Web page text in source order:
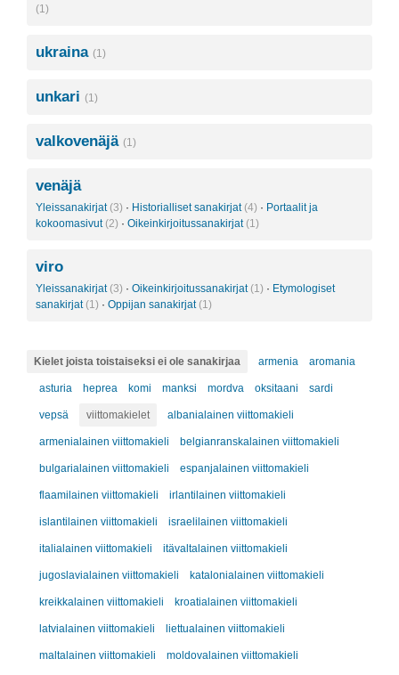
(1)
ukraina (1)
unkari (1)
valkovenäjä (1)
venäjä
Yleissanakirjat (3) · Historialliset sanakirjat (4) · Portaalit ja
kokoomasivut (2) · Oikeinkirjoitussanakirjat (1)
viro
Yleissanakirjat (3) · Oikeinkirjoitussanakirjat (1) · Etymologiset
sanakirjat (1) · Oppijan sanakirjat (1)
Kielet joista toistaiseksi ei ole sanakirjaa armenia aromania
asturia heprea komi manksi mordva oksitaani sardi
vepsä viittomakielet albanialainen viittomakieli
armenialainen viittomakieli belgianranskalainen viittomakieli
bulgarialainen viittomakieli espanjalainen viittomakieli
flaamilainen viittomakieli irlantilainen viittomakieli
islantilainen viittomakieli israelilainen viittomakieli
italialainen viittomakieli itävaltalainen viittomakieli
jugoslavialainen viittomakieli katalonialainen viittomakieli
kreikkalainen viittomakieli kroatialainen viittomakieli
latvialainen viittomakieli liettualainen viittomakieli
maltalainen viittomakieli moldovalainen viittomakieli